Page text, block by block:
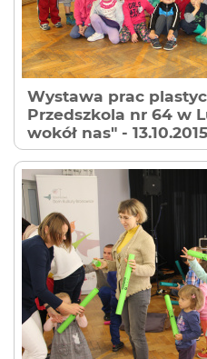
Wystawa prac
Przedszkola nr 64 w
wokół nas" - 13.10.2015